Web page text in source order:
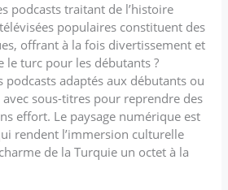
podcasts traitant de l’histoire
populaires constituent des
offrant à la fois divertissement et
le turc pour les débutants ?
podcasts adaptés aux débutants ou
sous-titres pour reprendre des
effort. Le paysage numérique est
rendent l’immersion culturelle
de la Turquie un octet à la